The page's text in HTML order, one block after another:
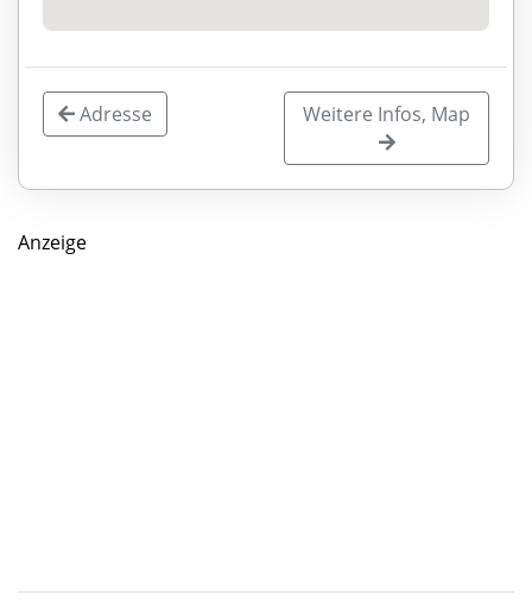
Adresse Weitere Infos, Map
Anzeige